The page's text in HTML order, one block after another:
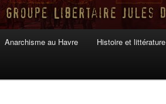
Anarchisme au Havre Histoire et littérature